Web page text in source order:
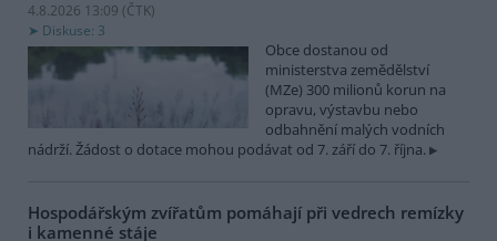
4.8.2026 13:09 (ČTK)
Diskuse: 3
Obce dostanou od
ministerstva zemědělství
(MZe) 300 milionů korun na
opravu, výstavbu nebo
odbahnění malých vodních
nádrží. Žádost o dotace mohou podávat od 7. září do 7. října.
Hospodářským zvířatům pomáhají při vedrech remízky
i kamenné stáje